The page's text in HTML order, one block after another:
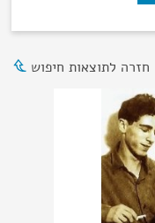
חזרה לתוצאות חיפוש